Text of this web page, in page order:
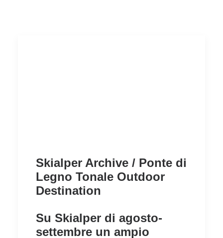
Skialper Archive / Ponte di
Legno Tonale Outdoor
Destination
Su Skialper di agosto-
settembre un ampio